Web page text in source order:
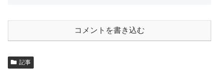
コメントを書き込む
記事